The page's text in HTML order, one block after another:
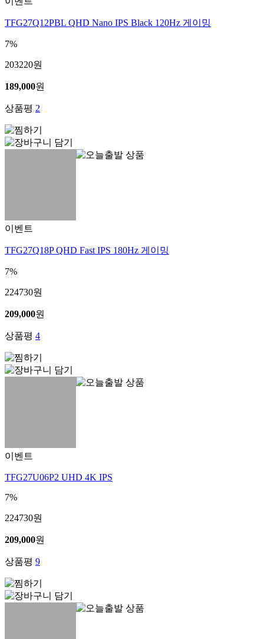
TFG27Q12PBL QHD Nano IPS Black 120Hz 게이밍
7%
203220원
189,000원
상품평 2
이벤트
TFG27Q18P QHD Fast IPS 180Hz 게이밍
7%
224730원
209,000원
상품평 4
이벤트
TFG27U06P2 UHD 4K IPS
7%
224730원
209,000원
상품평 9